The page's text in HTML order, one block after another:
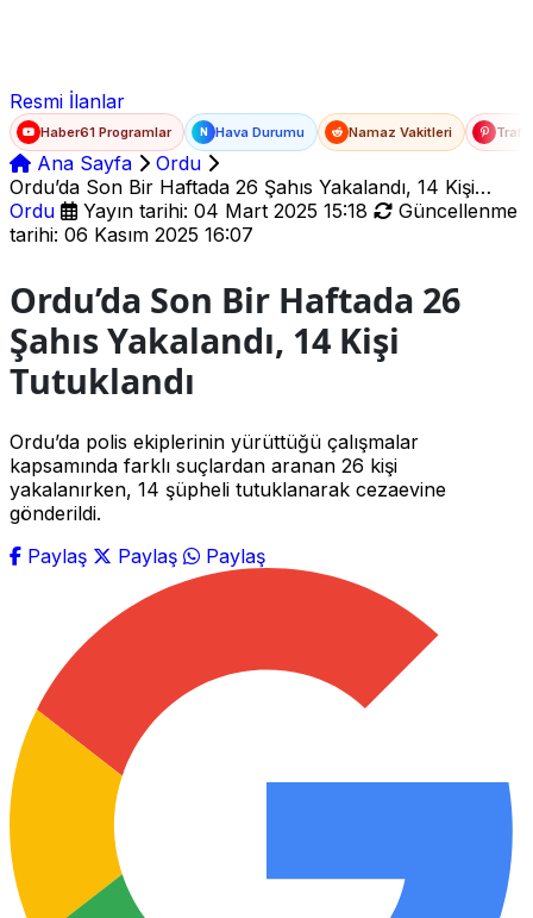
Resmi İlanlar
Haber61 Programlar N Hava Durumu Namaz Vakitleri
Ana Sayfa
Ordu
Ordu’da Son Bir Haftada 26 Şahıs Yakalandı, 14 Kişi
Tutuklandı
Ordu Yayın tarihi: 04 Mart 2025 15:18
Güncellenme
tarihi: 06 Kasım 2025 16:07
Ordu’da Son Bir Haftada 26
Şahıs Yakalandı, 14 Kişi
Tutuklandı
Ordu’da polis ekiplerinin yürüttüğü çalışmalar
kapsamında farklı suçlardan aranan 26 kişi
yakalanırken, 14 şüpheli tutuklanarak cezaevine
gönderildi.
Paylaş
Paylaş Paylaş